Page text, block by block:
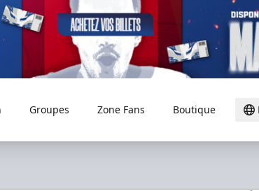
Groupes Zone Fans Boutique